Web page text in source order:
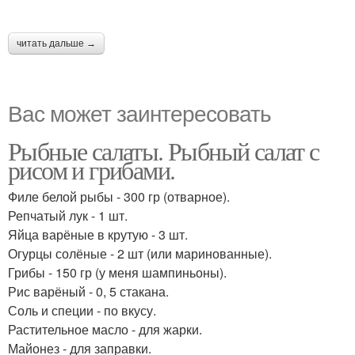
читать дальше →
Вас может заинтересовать
Рыбные салаты. Рыбный салат с
рисом и грибами.
Филе белой рыбы - 300 гр (отварное).
Репчатый лук - 1 шт.
Яйца варёные в крутую - 3 шт.
Огурцы солёные - 2 шт (или маринованные).
Грибы - 150 гр (у меня шампиньоны).
Рис варёный - 0, 5 стакана.
Соль и специи - по вкусу.
Растительное масло - для жарки.
Майонез - для заправки.